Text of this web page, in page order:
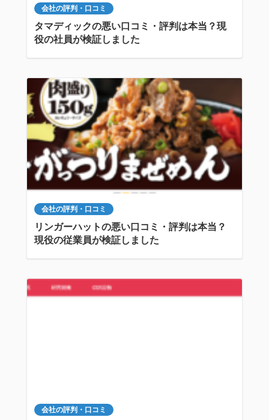
会社の評判・口コミ
タマディックの悪い口コミ・評判は本当？現
役の社員が検証しました
会社の評判・口コミ
リンガーハットの悪い口コミ・評判は本当？
現役の従業員が検証しました
会社の評判・口コミ